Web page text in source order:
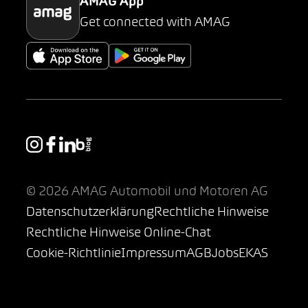
AMAG App
Get connected with AMAG
© 2026 AMAG Automobil und Motoren AG
DatenschutzerklärungRechtliche Hinweise
Rechtliche Hinweise Online-Chat
Cookie-RichtlinieImpressumAGBJobsEKAS